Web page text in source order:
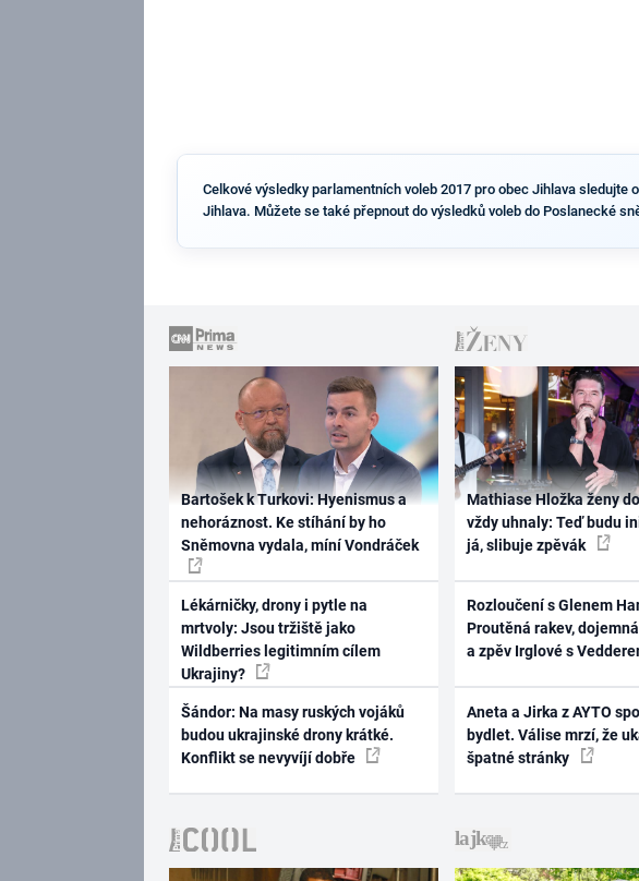
Celkové výsledky parlamentních voleb 2017 pro obec Jihlava
Jihlava. Můžete se také přepnout do výsledků voleb do Poslanecké
Bartošek k Turkovi: Hyenismus a
nehoráznost. Ke stíhání by ho
Sněmovna vydala, míní Vondráček
Lékárničky, drony i pytle na
mrtvoly: Jsou tržiště jako
Wildberries legitimním cílem
Ukrajiny?
Šándor: Na masy ruských vojáků
budou ukrajinské drony krátké.
Konflikt se nevyvíjí dobře
Mathiase Hložka ženy
vždy uhnaly: Teď budu
já, slibuje zpěvák
Rozloučení s Glenem
Proutěná rakev,
a zpěv Irglové s
Aneta a Jirka z AYTO
bydlet. Válise mrzí, že
špatné stránky